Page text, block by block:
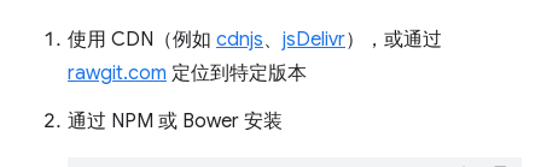
使用 CDN（例如 cdnjs、 jsDelivr），或通过
rawgit.com 定位到特定版本
通过 NPM 或 Bower 安装